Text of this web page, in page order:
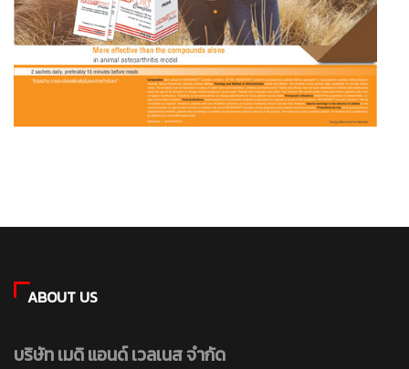
ABOUT US
บริษัท เมดิ แอนด์ เวลเนส จำกัด